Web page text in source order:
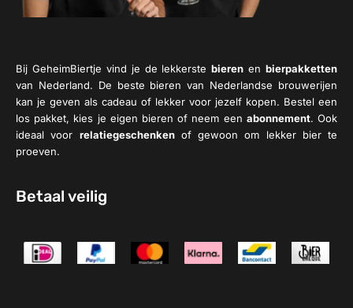
Bij GeheimBiertje vind je de lekkerstebieren en bierpakketten
van Nederland. De beste bieren van Nederlandse brouwerijen
kan je geven als cadeau of lekker voor jezelf kopen. Bestel een
los pakket, kies je eigen bieren of neem een abonnement. Ook
ideaal voor relatiegeschenkenof gewoon om lekker bier te
proeven.
Betaal veilig